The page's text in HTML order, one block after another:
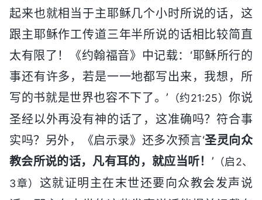
起来也就相当于主耶稣几个小时所说的话，这
跟主耶稣作工传道三年半所说的话相比较简直
太有限了！《约翰福音》中记载：‘耶稣所行的
事还有许多，若是一一地都写出来，我想，所
写的书就是世界也容不下了。’ （约21:25）你说
圣经以外再没有神的话了，这准确吗？符合事
实吗？另外，《启示录》还多次预言‘圣灵向众
教会所说的话，凡有耳的，就应当听！ ’ （启2、
3章） 这就证明主在末世还要向众教会发声说